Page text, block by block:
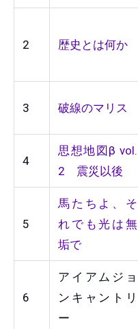
2 歴史とは何か
3 破線のマリス
4
思想地図β vol.
2 震災以後
5
馬たちよ、そ
れでも光は無
垢で
6
アイアムジョ
ンキャントリ
ー